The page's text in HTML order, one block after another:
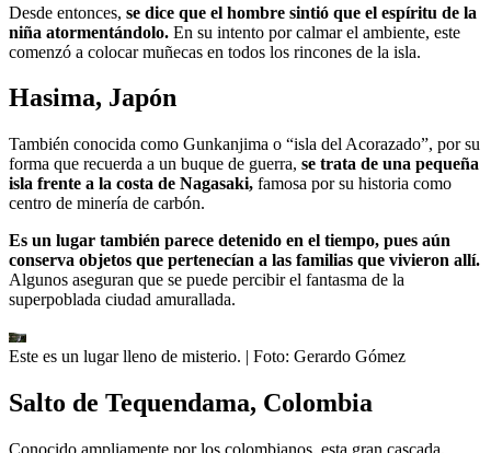
Desde entonces, se dice que el hombre sintió que el espíritu de la
niña atormentándolo. En su intento por calmar el ambiente, este
comenzó a colocar muñecas en todos los rincones de la isla.
Hasima, Japón
También conocida como Gunkanjima o “isla del Acorazado”, por su
forma que recuerda a un buque de guerra, se trata de una pequeña
isla frente a la costa de Nagasaki, famosa por su historia como
centro de minería de carbón.
Es un lugar también parece detenido en el tiempo, pues aún
conserva objetos que pertenecían a las familias que vivieron allí.
Algunos aseguran que se puede percibir el fantasma de la
superpoblada ciudad amurallada.
Este es un lugar lleno de misterio. | Foto: Gerardo Gómez
Salto de Tequendama, Colombia